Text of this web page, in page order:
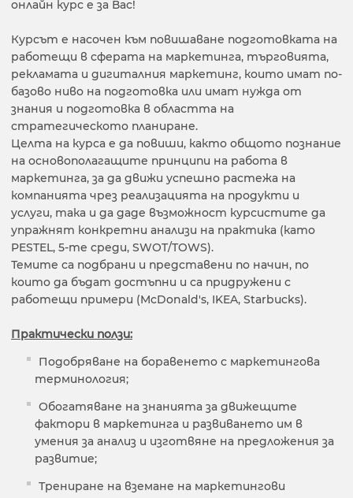
онлайн курс е за Вас!
Курсът е насочен към повишаване подготовката на
работещи в сферата на маркетинга, търговията,
рекламата и дигиталния маркетинг, които имат по-
базово ниво на подготовка или имат нужда от
знания и подготовка в областта на
стратегическото планиране.
Целта на курса е да повиши, както общото познание
на основополагащите принципи на работа в
маркетинга, за да движи успешно растежа на
компанията чрез реализацията на продукти и
услуги, така и да даде възможност курсистите да
упражнят конкретни анализи на практика (като
PESTEL, 5-те среди, SWOT/TOWS).
Темите са подбрани и представени по начин, по
които да бъдат достъпни и са придружени с
работещи примери (McDonald's, IKEA, Starbucks).
Практически ползи:
Подобряване на боравенето с маркетингова
терминология;
Обогатяване на знанията за движещите
фактори в маркетинга и развиването им в
умения за анализ и изготвяне на предложения за
развитие;
Трениране на вземане на маркетингови